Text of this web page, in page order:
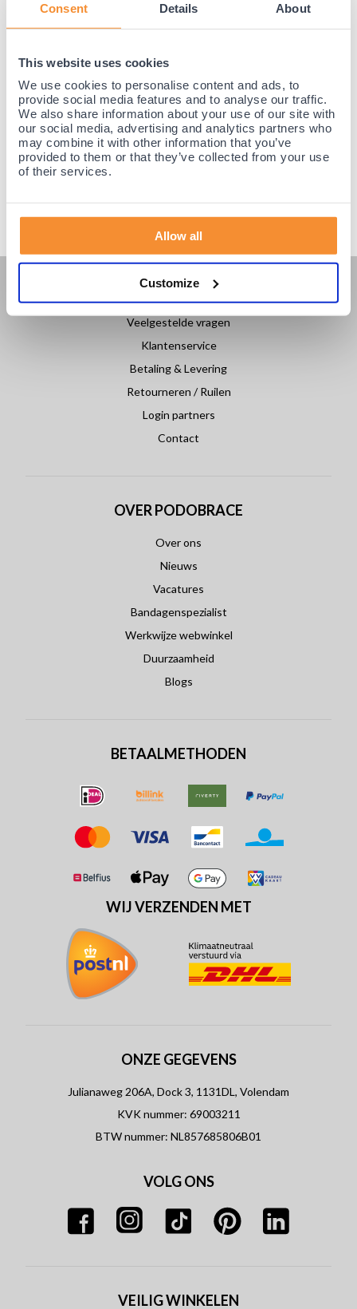
Consent Details About
This website uses cookies
We use cookies to personalise content and ads, to
provide social media features and to analyse our traffic.
We also share information about your use of our site with
our social media, advertising and analytics partners who
may combine it with other information that you’ve
provided to them or that they’ve collected from your use
of their services.
Allow all
Customize
Achteraf betalen mogelijk! Nergens goedkoper!
KLANTENSERVICE
Veelgestelde vragen
Klantenservice
Betaling & Levering
Retourneren / Ruilen
Login partners
Contact
OVER PODOBRACE
Over ons
Nieuws
Vacatures
Bandagenspezialist
Werkwijze webwinkel
Duurzaamheid
Blogs
BETAALMETHODEN
WIJ VERZENDEN MET
ONZE GEGEVENS
Julianaweg 206A, Dock 3, 1131DL, Volendam
KVK nummer: 69003211
BTW nummer: NL857685806B01
VOLG ONS
VEILIG WINKELEN